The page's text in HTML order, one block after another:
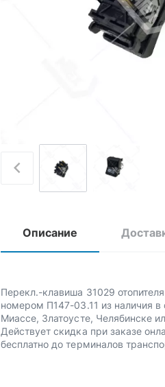
Описание
Перекл.-клавиша 31029
номером П147-03.11 из наличия в
Миассе, Златоусте, Челябинске
Действует скидка при заказе
бесплатно до терминалов